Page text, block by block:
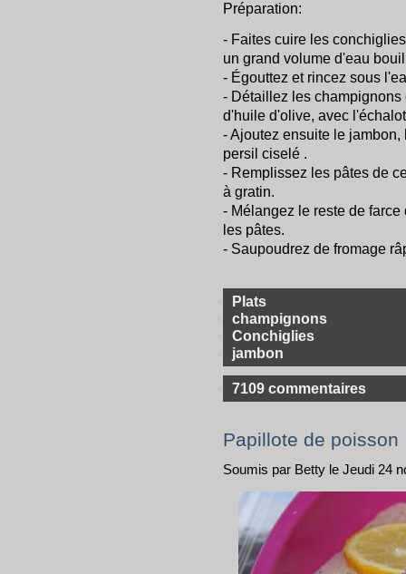
Préparation:
- Faites cuire les
un grand volume d'eau
- Égouttez et rincez sous
- Détaillez les
d'huile d'olive, avec
- Ajoutez ensuite le
persil ciselé .
- Remplissez les pâtes de
à gratin.
- Mélangez le reste de
les pâtes.
- Saupoudrez de fromage
Plats
champignons
Conchiglies
jambon
7109 commentaires
Papillote de poisson
Soumis par Betty le Jeudi 24